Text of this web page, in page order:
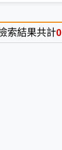
索結果共計0